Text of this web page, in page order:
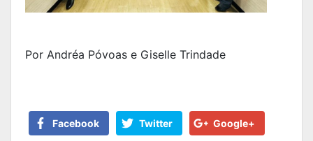
Por Andréa Póvoas e Giselle Trindade
Facebook Twitter Google+